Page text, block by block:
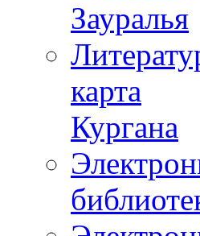
Зауралья
карта
Кургана